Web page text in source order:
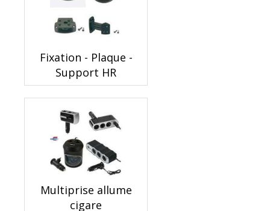
Fixation - Plaque -
Support HR
Multiprise allume
cigare